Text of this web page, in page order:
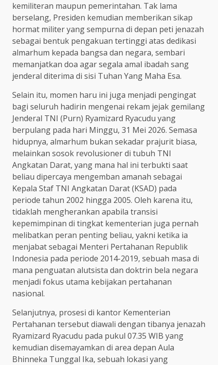
kemiliteran maupun pemerintahan. Tak lama
berselang, Presiden kemudian memberikan sikap
hormat militer yang sempurna di depan peti jenazah
sebagai bentuk pengakuan tertinggi atas dedikasi
almarhum kepada bangsa dan negara, sembari
memanjatkan doa agar segala amal ibadah sang
jenderal diterima di sisi Tuhan Yang Maha Esa.
Selain itu, momen haru ini juga menjadi pengingat
bagi seluruh hadirin mengenai rekam jejak gemilang
Jenderal TNI (Purn) Ryamizard Ryacudu yang
berpulang pada hari Minggu, 31 Mei 2026. Semasa
hidupnya, almarhum bukan sekadar prajurit biasa,
melainkan sosok revolusioner di tubuh TNI
Angkatan Darat, yang mana hal ini terbukti saat
beliau dipercaya mengemban amanah sebagai
Kepala Staf TNI Angkatan Darat (KSAD) pada
periode tahun 2002 hingga 2005. Oleh karena itu,
tidaklah mengherankan apabila transisi
kepemimpinan di tingkat kementerian juga pernah
melibatkan peran penting beliau, yakni ketika ia
menjabat sebagai Menteri Pertahanan Republik
Indonesia pada periode 2014-2019, sebuah masa di
mana penguatan alutsista dan doktrin bela negara
menjadi fokus utama kebijakan pertahanan
nasional.
Selanjutnya, prosesi di kantor Kementerian
Pertahanan tersebut diawali dengan tibanya jenazah
Ryamizard Ryacudu pada pukul 07.35 WIB yang
kemudian disemayamkan di area depan Aula
Bhinneka Tunggal Ika, sebuah lokasi yang